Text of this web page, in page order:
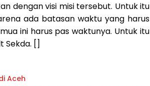
dengan visi misi tersebut. Untuk itu
ada batasan waktu yang harus
ini harus pas waktunya. Untuk itu
Sekda. []
Aceh